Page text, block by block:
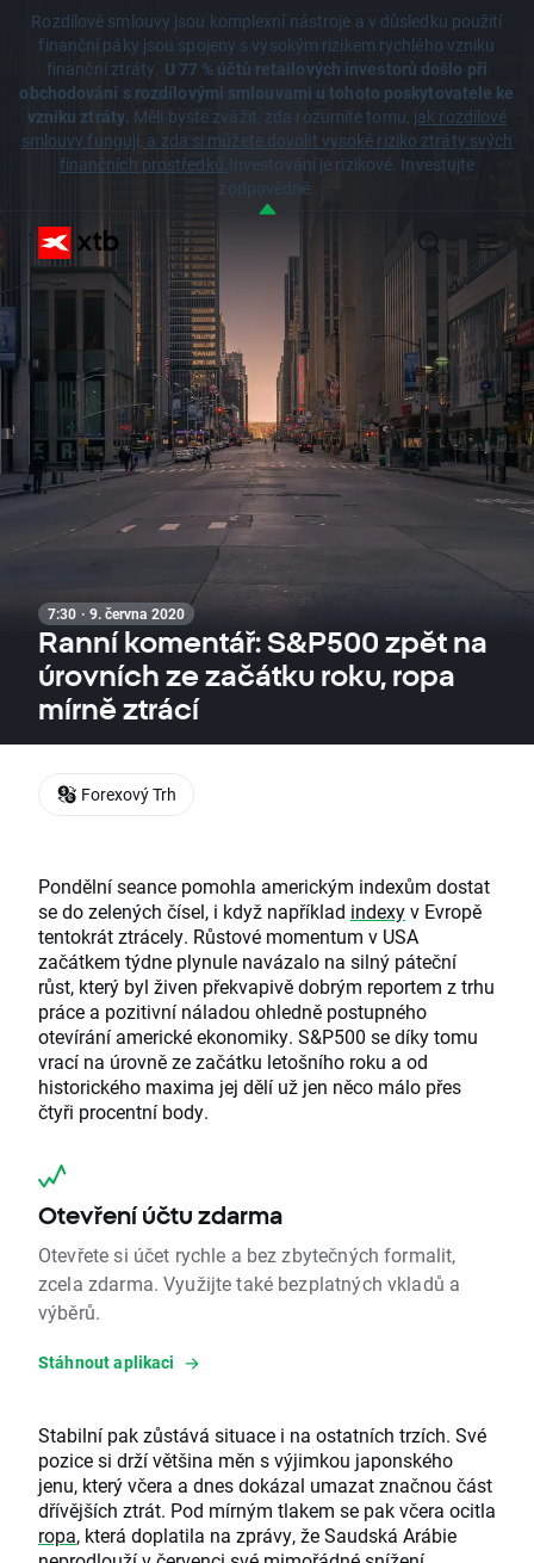
Rozdílové smlouvy jsou komplexní nástroje a v důsledku použití
finanční páky jsou spojeny s vysokým rizikem rychlého vzniku
finanční ztráty. U 77 % účtů retailových investorů došlo při
obchodování s rozdílovými smlouvami u tohoto poskytovatele ke
vzniku ztráty. Měli byste zvážit, zda rozumíte tomu, jak rozdílové
smlouvy fungují, a zda si můžete dovolit vysoké riziko ztráty svých
finančních prostředků.Investování je rizikové. Investujte
zodpovědně.
7:30 · 9. června 2020
Ranní komentář: S&P500 zpět na
úrovních ze začátku roku, ropa
mírně ztrácí
Pondělní seance pomohla americkým indexům dostat
se do zelených čísel, i když například indexyv Evropě
tentokrát ztrácely. Růstové momentum v USA
začátkem týdne plynule navázalo na silný páteční
růst, který byl živen překvapivě dobrým reportem z trhu
práce a pozitivní náladou ohledně postupného
otevírání americké ekonomiky. S&P500 se díky tomu
vrací na úrovně ze začátku letošního roku a od
historického maxima jej dělí už jen něco málo přes
čtyři procentní body.
Otevření účtu zdarma
Otevřete si účet rychle a bez zbytečných formalit,
zcela zdarma. Využijte také bezplatných vkladů a
výběrů.
Stáhnout aplikaci
Stabilní pak zůstává situace i na ostatních trzích. Své
pozice si drží většina měn s výjimkou japonského
jenu, který včera a dnes dokázal umazat značnou část
dřívějších ztrát. Pod mírným tlakem se pak včera ocitla
ropa, která doplatila na zprávy, že Saudská Arábie
Forexový Trh